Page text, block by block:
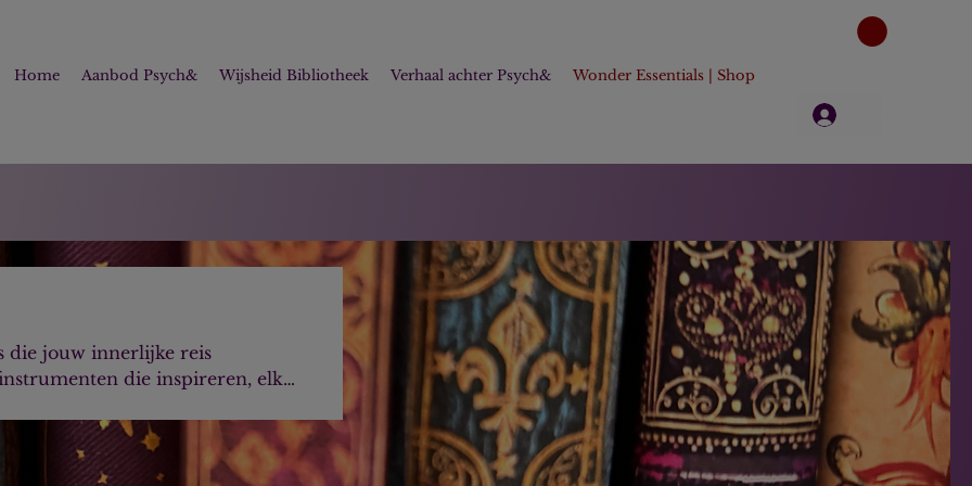
Home Aanbod Psych& Wijsheid Bibliotheek Verhaal achter Psych& Wonder Essentials | Shop
die jouw innerlijke reis
die inspireren, elk
en bewustwording. Het geeft
te maken met je diepere